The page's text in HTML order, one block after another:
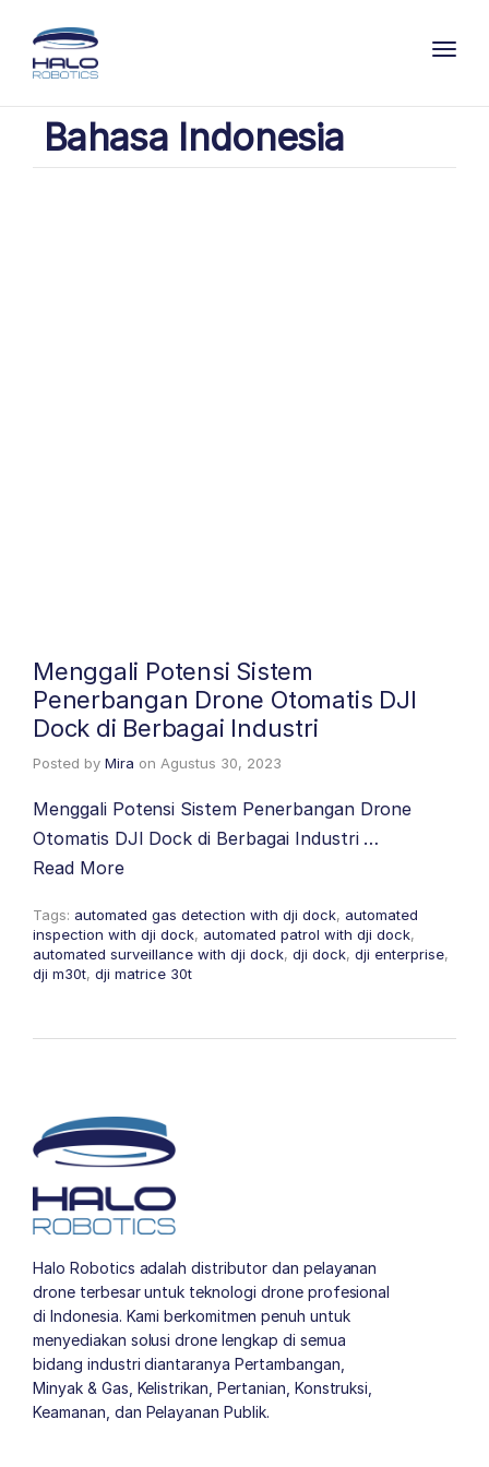
Bahasa Indonesia
Menggali Potensi Sistem
Penerbangan Drone Otomatis DJI
Dock di Berbagai Industri
Posted by Mira on Agustus 30, 2023
Menggali Potensi Sistem Penerbangan Drone
Otomatis DJI Dock di Berbagai Industri …
Read More
Tags: automated gas detection with dji dock, automated
inspection with dji dock, automated patrol with dji dock,
automated surveillance with dji dock, dji dock, dji enterprise,
dji m30t, dji matrice 30t
Halo Robotics adalah distributor dan pelayanan
drone terbesar untuk teknologi drone profesional
di Indonesia. Kami berkomitmen penuh untuk
menyediakan solusi drone lengkap di semua
bidang industri diantaranya Pertambangan,
Minyak & Gas, Kelistrikan, Pertanian, Konstruksi,
Keamanan, dan Pelayanan Publik.